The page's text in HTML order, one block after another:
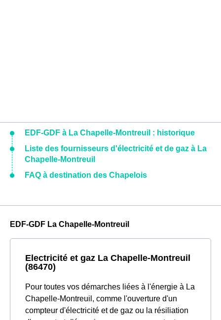
EDF-GDF à La Chapelle-Montreuil : historique
Liste des fournisseurs d'électricité et de gaz à La
Chapelle-Montreuil
FAQ à destination des Chapelois
EDF-GDF La Chapelle-Montreuil
Electricité et gaz La Chapelle-Montreuil
(86470)
Pour toutes vos démarches liées à l'énergie à La
Chapelle-Montreuil, comme l'ouverture d'un
compteur d'électricité et de gaz ou la résiliation